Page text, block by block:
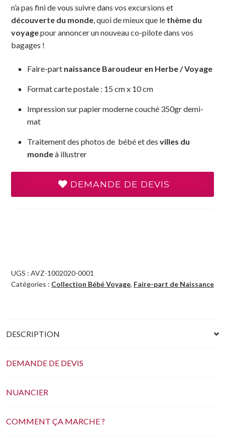
n’a pas fini de vous suivre dans vos excursions et
découverte du monde , quoi de mieux que le thème du
voyagepour annoncer un nouveau co-pilote dans vos
bagages !
Faire-part naissance Baroudeur en Herbe / Voyage
Format carte postale : 15 cm x 10 cm
Impression sur papier moderne couché 350gr demi-
mat
Traitement des photos de bébé et des villes du
mondeà illustrer
DEMANDE DE DEVIS
UGS : AVZ-1002020-0001
Catégories : Collection Bébé Voyage, Faire-part de Naissance
DESCRIPTION
DEMANDE DE DEVIS
NUANCIER
COMMENT ÇA MARCHE ?